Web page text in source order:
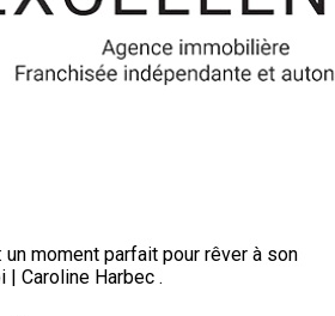
un moment parfait pour rêver à son
Caroline Harbec .